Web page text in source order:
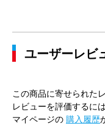
ユーザーレビ
この商品に寄せられた
レビューを評価するには
マイページの 購入履歴